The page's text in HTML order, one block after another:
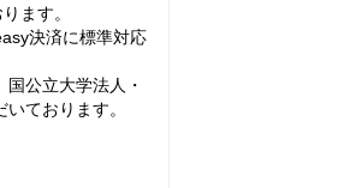
ます。
決済に標準対応
公立大学法人・
ております。